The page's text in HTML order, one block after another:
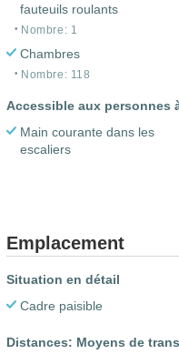
fauteuils roulants
Nombre: 1
Chambres
Nombre: 118
Accessible aux personnes
Main courante dans les
escaliers
Emplacement
Situation en détail
Cadre paisible
Distances: Moyens de